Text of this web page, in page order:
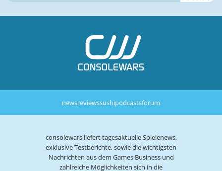
newsreviewssushipodcastsforum
consolewars liefert tagesaktuelle Spielenews,
exklusive Testberichte, sowie die wichtigsten
Nachrichten aus dem Games Business und
zahlreiche Möglichkeiten sich in die